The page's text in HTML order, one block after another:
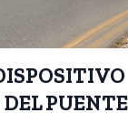
PUENTE